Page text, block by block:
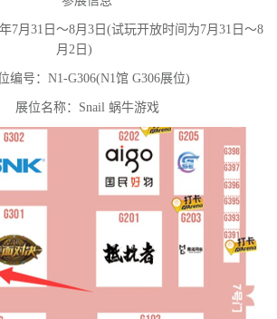
7月31日～8月3日(试玩开放时间为7月31日～8
月2日)
编号：N1-G306(N1馆 G306展位)
展位名称：Snail 蜗牛游戏